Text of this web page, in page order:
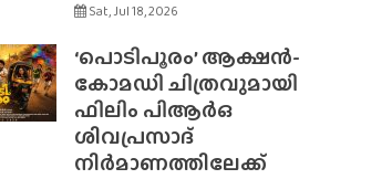
Sat, Jul 18, 2026
‘പൊടിപൂരം’ ആക്ഷൻ-
കോമഡി ചിത്രവുമായി
ഫിലിം പിആർഒ
ശിവപ്രസാദ്
നിർമാണത്തിലേക്ക്